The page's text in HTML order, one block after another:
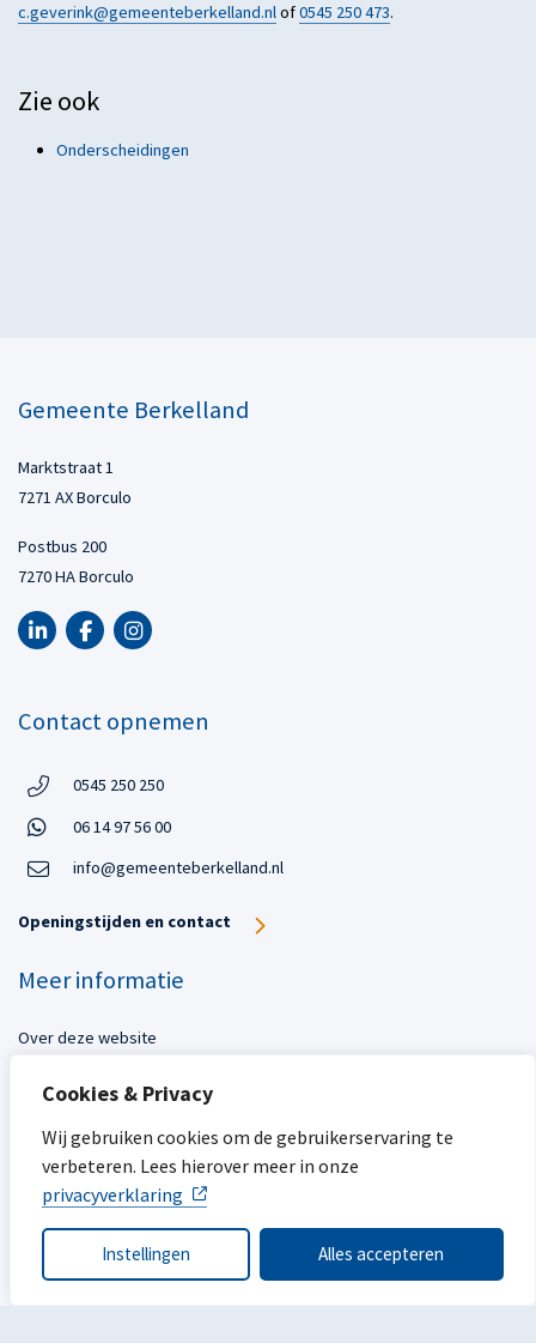
Cookies & Privacy
Wij gebruiken cookies om de gebruikerservaring te
verbeteren. Lees hierover meer in onze
privacyverklaring
Instellingen Alles accepteren
c.geverink@gemeenteberkelland.nlof0545 250 473.
Zie ook
Onderscheidingen
Gemeente Berkelland
Marktstraat 1
7271 AX Borculo
Postbus 200
7270 HA Borculo
LinkedIn van Gemeente Berkelland, opent in nieuw tabblad
Facebook van Gemeente Berkelland, opent in nieuw
Contact opnemen
Telefoon
Telefoon:
0545 250 250
Open in WhatsApp:
Open in WhatsApp:
06 14 97 56 00
info@gemeenteberkelland.nl
Openingstijden en contact
Meer informatie
Over deze website
Privacy
Sitemap
Mijn gemeente